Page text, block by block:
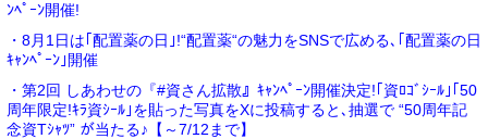
ﾝﾍﾟｰﾝ開催!
・8月1日は｢配置薬の日｣!“配置薬“の魅力をSNSで広める､｢配置薬の日
ｷｬﾝﾍﾟｰﾝ｣開催
・第2回 しあわせの『#資さん拡散』ｷｬﾝﾍﾟｰﾝ開催決定!｢資ﾛｺﾞｼｰﾙ｣｢50
周年限定!ｷﾗ資ｼｰﾙ｣を貼った写真をXに投稿すると､抽選で “50周年記
念資Tｼｬﾂ” が当たる♪【～7/12まで】